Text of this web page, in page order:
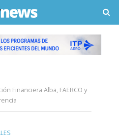
Financiera Alba, FAERCO y